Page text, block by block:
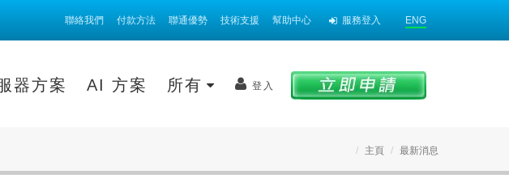
聯絡我們 付款方法 聯通優勢 技術支援 幫助中心 服務登入 ENG
器方案 AI 方案 所有 登入
主頁 最新消息